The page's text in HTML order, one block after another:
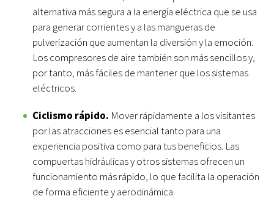
alternativa más segura a la energía eléctrica que se usa
para generar corrientes y a las mangueras de
pulverización que aumentan la diversión y la emoción.
Los compresores de aire también son más sencillos y,
por tanto, más fáciles de mantener que los sistemas
eléctricos.
Ciclismo rápido. Mover rápidamente a los visitantes
por las atracciones es esencial tanto para una
experiencia positiva como para tus beneficios. Las
compuertas hidráulicas y otros sistemas ofrecen un
funcionamiento más rápido, lo que facilita la operación
de forma eficiente y aerodinámica.